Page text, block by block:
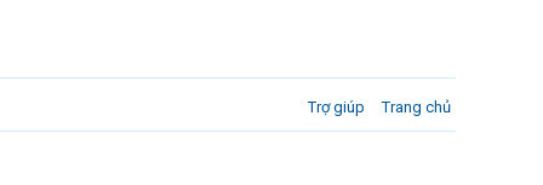
Trợ giúp Trang chủ